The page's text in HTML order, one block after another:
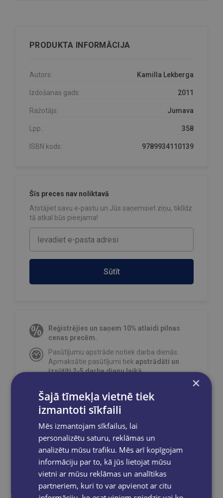
PRODUKTA INFORMĀCIJA
Autors: Kamilla Lekberga
Izdošanas gads: 2011
Ražotājs: Jumava
Lpp.: 358
ISBN kods: 9789934110139
Šīs preces nav noliktavā
Atstājiet savu e-pastu un Jūs saņemsiet ziņu, tiklīdz
tā atkal būs pieejama!
Sūtīt
Reģistrējies un saņem 10% atlaidi pilnas
cenas precēm.
Pasūtījumu apstrāde notiek darba dienās.
Apmaksātie pasūtījumi tiekapstrādāti un
izsūtīti 2-5 darba dienu laikā.
pakomātiem Latvijāpasūtījumiem no €40.00.
Bezmaksas piegāde jebkurā GLOBUSS
pasūtījums būs gatavs saņemšanai, saņemsi
e-pastu un/ vai SMS.
Dalies sociālajos tīklos:
×
Šajā tīmekļa vietnē tiek
izmantoti sīkfaili
Mēs izmantojam sīkfailus, lai
personalizētu saturu, reklāmas un
analizētu mūsu trafiku. Mēs arī kopīgojam
informāciju par to, kā jūs lietojat mūsu
vietni ar mūsu reklāmas un analītikas
partneriem, kuri to var apvienot ar citu